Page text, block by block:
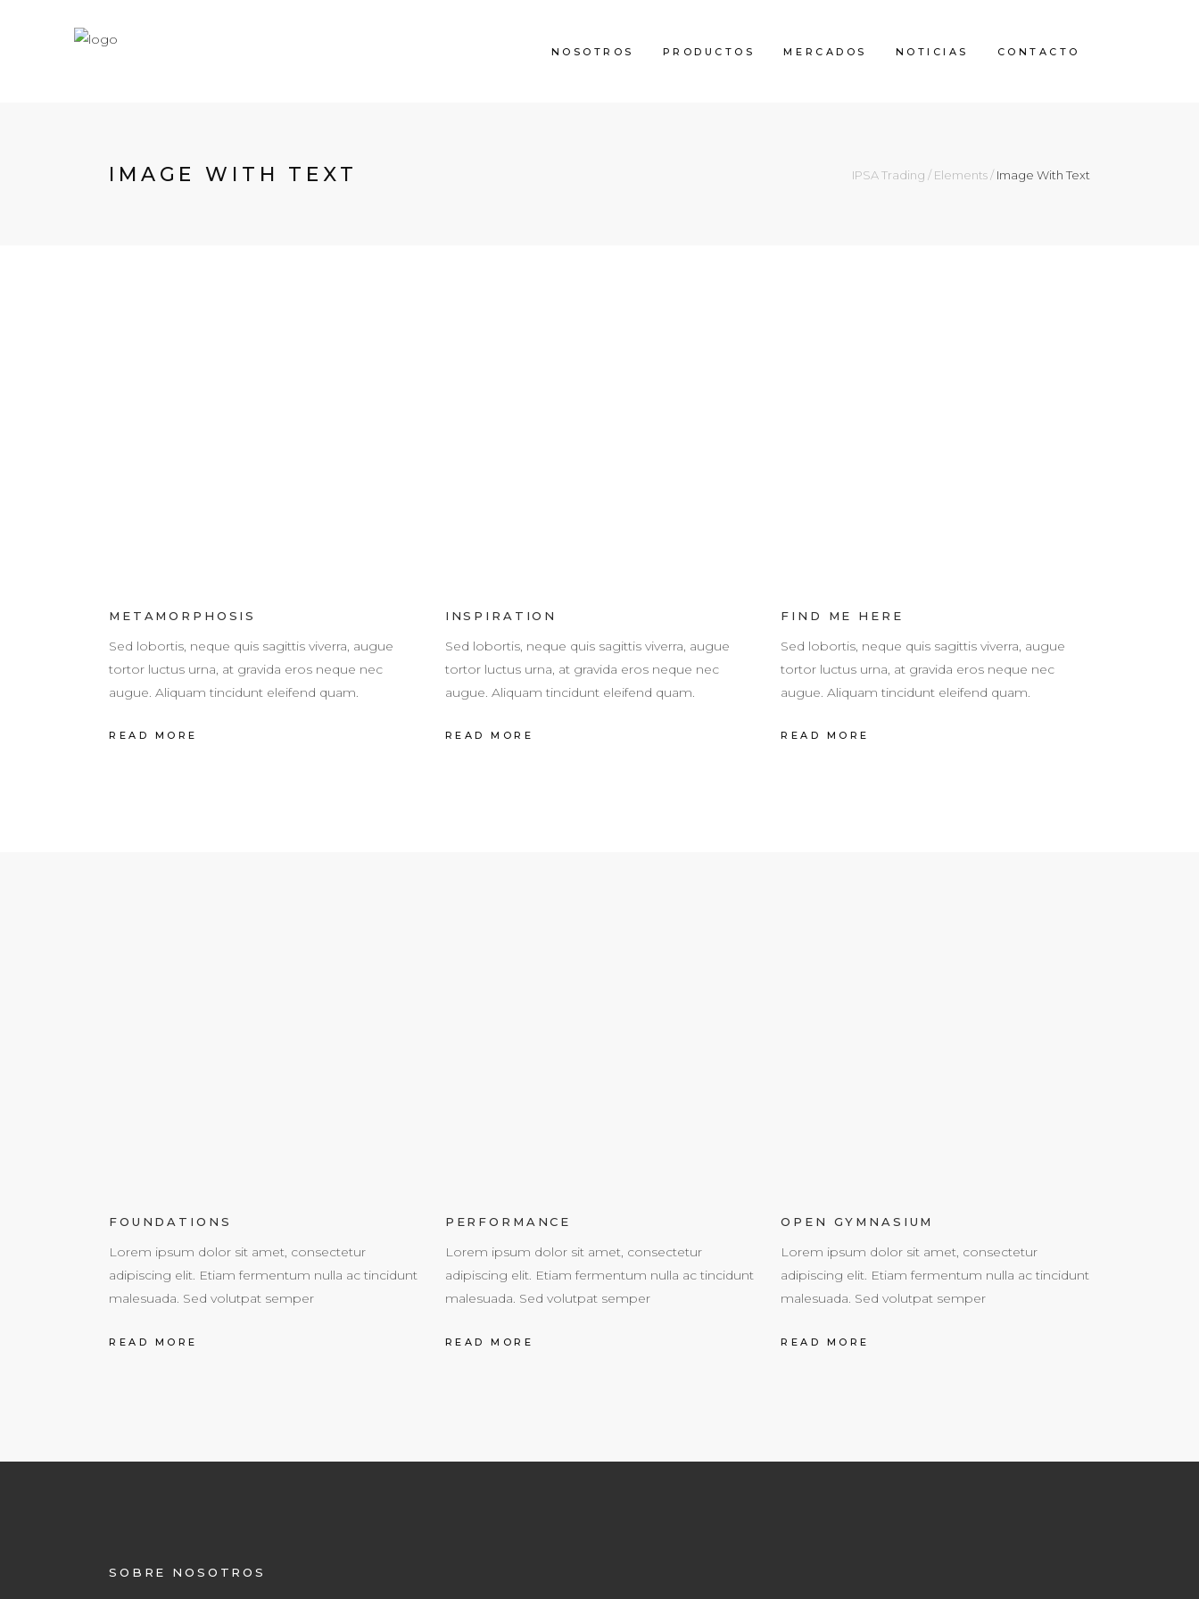
NOSOTROS PRODUCTOS MERCADOS NOTICIAS CONTACTO
IMAGE WITH TEXT IPSA Trading / Elements/ Image With Text
METAMORPHOSIS
Sed lobortis, neque quis sagittis viverra, augue
tortor luctus urna, at gravida eros neque nec
augue. Aliquam tincidunt eleifend quam.
READ MORE
INSPIRATION
Sed lobortis, neque quis sagittis viverra, augue
tortor luctus urna, at gravida eros neque nec
augue. Aliquam tincidunt eleifend quam.
READ MORE
FIND ME HERE
Sed lobortis, neque quis sagittis viverra, augue
tortor luctus urna, at gravida eros neque nec
augue. Aliquam tincidunt eleifend quam.
READ MORE
FOUNDATIONS
Lorem ipsum dolor sit amet, consectetur
adipiscing elit. Etiam fermentum nulla ac tincidunt
malesuada. Sed volutpat semper
READ MORE
PERFORMANCE
Lorem ipsum dolor sit amet, consectetur
adipiscing elit. Etiam fermentum nulla ac tincidunt
malesuada. Sed volutpat semper
READ MORE
OPEN GYMNASIUM
Lorem ipsum dolor sit amet, consectetur
adipiscing elit. Etiam fermentum nulla ac tincidunt
malesuada. Sed volutpat semper
READ MORE
SOBRE NOSOTROS